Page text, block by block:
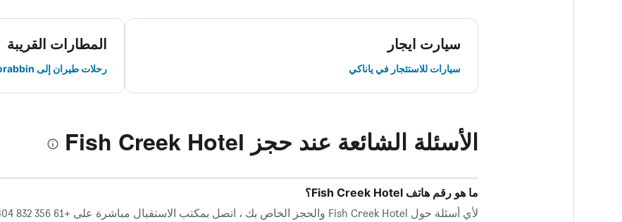
سيارت ايجار
سيارات للاستئجار في ياناكي
المطارات القريبة
رحلات طيران إلى Moorabbin
الأسئلة الشائعة عند حجز Fish Creek Hotel
ما هو رقم هاتف Fish Creek Hotel؟
لأي أسئلة حول Fish Creek Hotel والحجز الخاص بك ، اتصل بمكتب الاستقبال مباشرة على +61 356 832 404.